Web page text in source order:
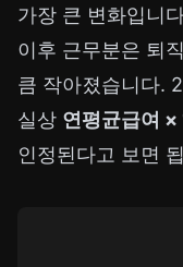
가장 큰 변화입니
이후 근무분은 퇴
큼 작아졌습니다.
실상 연평균급여
인정된다고 보면